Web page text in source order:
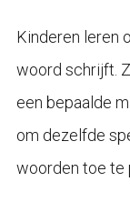
Kinderen leren
woord schrijft.
een bepaalde
om dezelfde
woorden toe te